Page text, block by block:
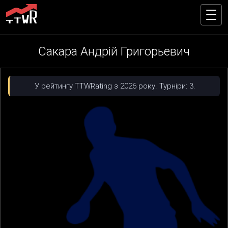
Сакара Андрій Григорьевич
У рейтингу TTWRating з 2026 року. Турніри: 3.